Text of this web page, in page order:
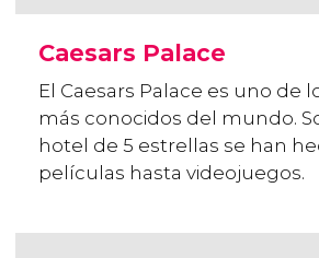
Caesars Palace
El Caesars Palace es uno de
más conocidos del mundo.
hotel de 5 estrellas se han
películas hasta videojuegos.